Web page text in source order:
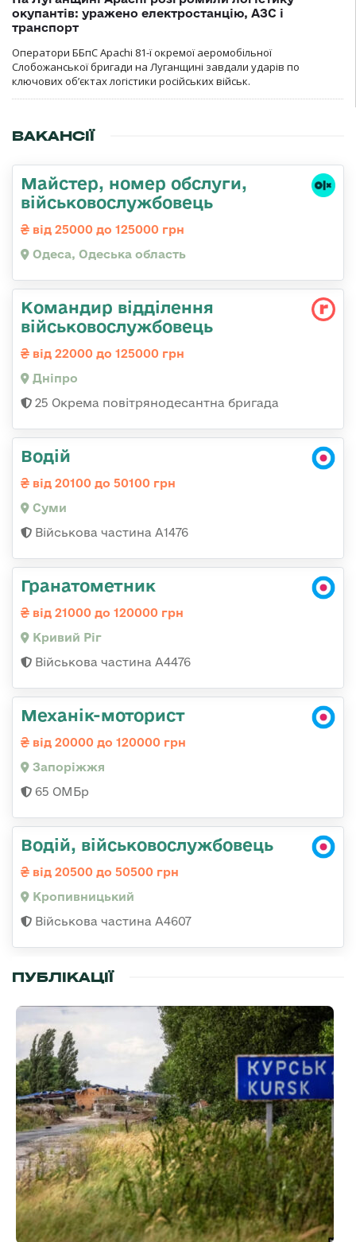
окупантів: уражено електростанцію, АЗС і
транспорт
Оператори ББпС Apachi 81-ї окремої аеромобільної
Слобожанської бригади на Луганщині завдали ударів по
ключових об’єктах логістики російських військ.
ВАКАНСІЇ
Майстер, номер обслуги,
військовослужбовець
від 25000 до 125000 грн
Одеса, Одеська область
Командир відділення
військовослужбовець
від 22000 до 125000 грн
Дніпро
25 Окрема повітрянодесантна бригада
Водій
від 20100 до 50100 грн
Суми
Військова частина А1476
Гранатометник
від 21000 до 120000 грн
Кривий Ріг
Військова частина А4476
Механік-моторист
від 20000 до 120000 грн
Запоріжжя
65 ОМБр
Водій, військовослужбовець
від 20500 до 50500 грн
Кропивницький
Військова частина А4607
ПУБЛІКАЦІЇ